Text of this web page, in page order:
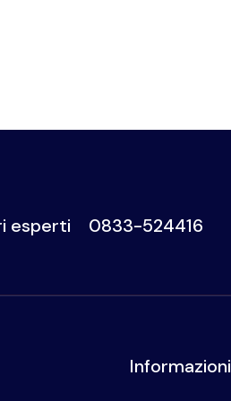
esperti 0833-524416
Informazioni